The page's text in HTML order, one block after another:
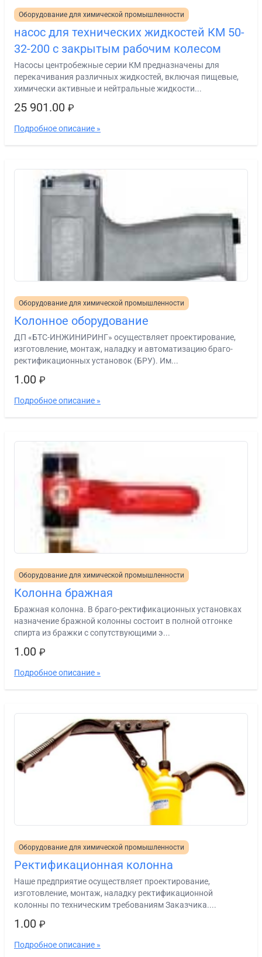
Оборудование для химической промышленности
насос для технических жидкостей КМ 50-
32-200 с закрытым рабочим колесом
Насосы центробежные серии КМ предназначены для
перекачивания различных жидкостей, включая пищевые,
химически активные и нейтральные жидкости...
25 901.00 ₽
Подробное описание »
Оборудование для химической промышленности
Колонное оборудование
ДП «БТС-ИНЖИНИРИНГ» осуществляет проектирование,
изготовление, монтаж, наладку и автоматизацию браго-
ректификационных установок (БРУ). Им...
1.00 ₽
Подробное описание »
Оборудование для химической промышленности
Колонна бражная
Бражная колонна. В браго-ректификационных установках
назначение бражной колонны состоит в полной отгонке
спирта из бражки с сопутствующими э...
1.00 ₽
Подробное описание »
Оборудование для химической промышленности
Ректификационная колонна
Наше предприятие осуществляет проектирование,
изготовление, монтаж, наладку ректификационной
колонны по техническим требованиям Заказчика....
1.00 ₽
Подробное описание »